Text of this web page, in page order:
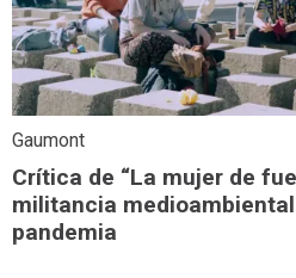
Gaumont
Crítica de “La mujer de
militancia
pandemia